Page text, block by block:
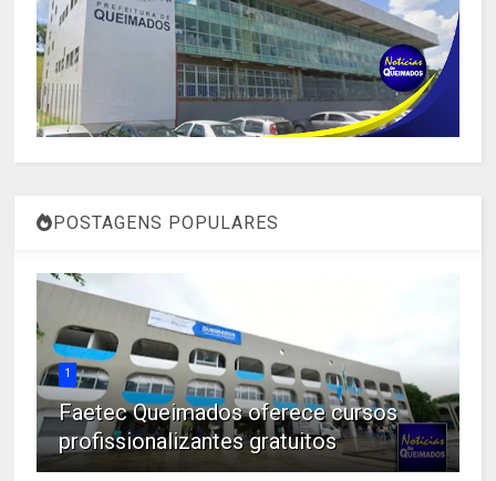
POSTAGENS POPULARES
1
Faetec Queimados oferece cursos
profissionalizantes gratuitos